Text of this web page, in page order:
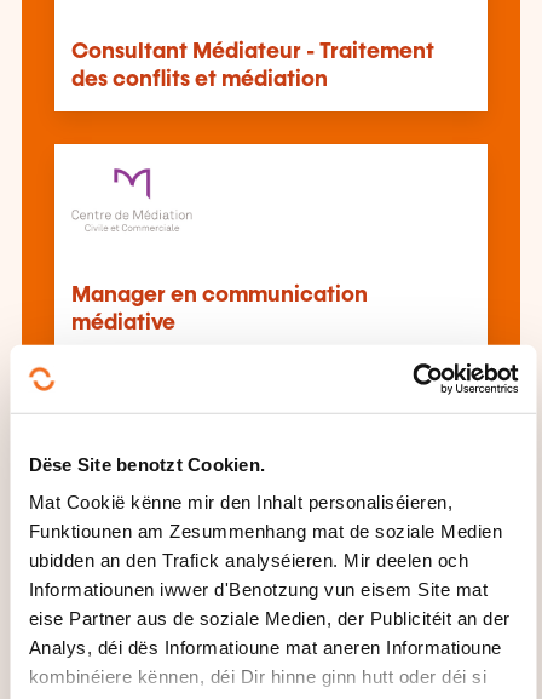
Dëse Site benotzt Cookien.
Mat Cookië kënne mir den Inhalt personaliséieren,
Funktiounen am Zesummenhang mat de soziale Medien
ubidden an den Trafick analyséieren. Mir deelen och
Informatiounen iwwer d'Benotzung vun eisem Site mat
eise Partner aus de soziale Medien, der Publicitéit an der
Analys, déi dës Informatioune mat aneren Informatioune
kombinéiere kënnen, déi Dir hinne ginn hutt oder déi si
Consultant Médiateur - Traitement
des conflits et médiation
Manager en communication
médiative
All d'Formatioune gesinn
Dës aner Formatioune kéinten Iech och
Aarbechtsvertrag
Aarbechtszäitgestaltung
Audit Ressources humaines
Betribsplanung
Aarbechtsplazen Kompetenzen
Betribswalen
Entloossung
Expatriatioun Impatriatioun